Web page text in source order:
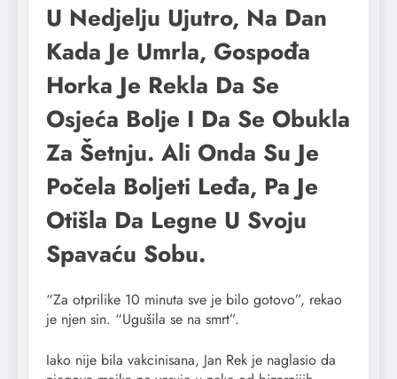
U Nedjelju Ujutro, Na Dan
Kada Je Umrla, Gospođa
Horka Je Rekla Da Se
Osjeća Bolje I Da Se Obukla
Za Šetnju. Ali Onda Su Je
Počela Boljeti Leđa, Pa Je
Otišla Da Legne U Svoju
Spavaću Sobu.
“Za otprilike 10 minuta sve je bilo gotovo”, rekao
je njen sin. “Ugušila se na smrt”.
Iako nije bila vakcinisana, Jan Rek je naglasio da